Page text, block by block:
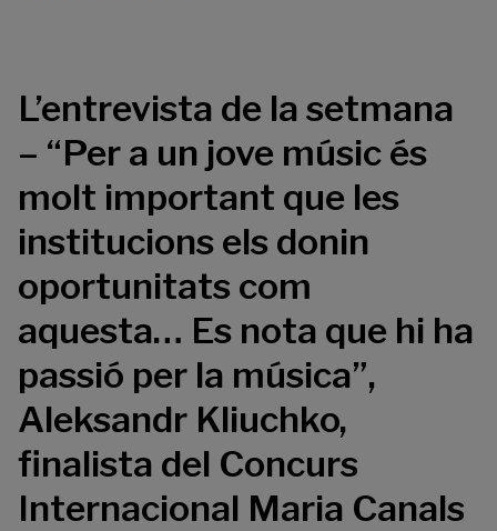
L’entrevista de la setmana
– “Per a un jove músic és
molt important que les
institucions els donin
oportunitats com
aquesta… Es nota que hi ha
passió per la música”,
Aleksandr Kliuchko,
finalista del Concurs
Internacional Maria Canals